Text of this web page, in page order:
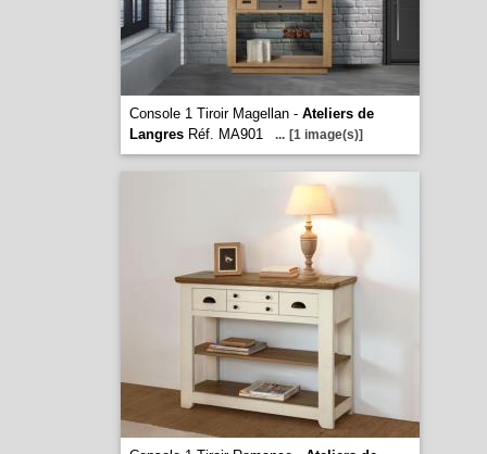
Console 1 Tiroir Magellan - Ateliers de
LangresRéf. MA901 ... [1 image(s)]